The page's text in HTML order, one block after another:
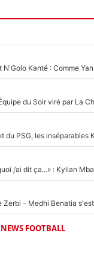
NEWS FOOTBALL